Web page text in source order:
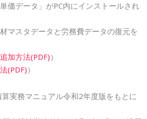
価データ」がPC内にインストールされ
マスタデータと労務費データの復元を
加方法(PDF)）
(PDF)）
実務マニュアル令和2年度版をもとに